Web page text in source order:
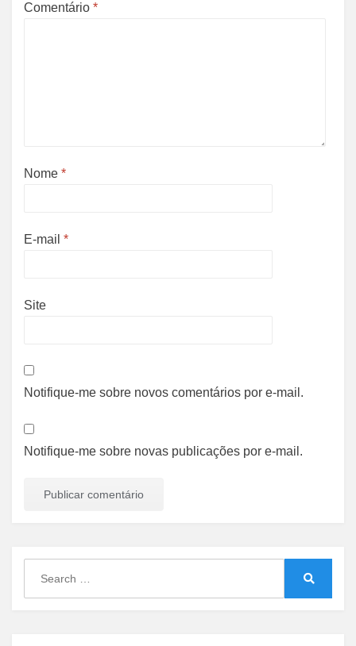
Comentário *
Nome *
E-mail *
Site
Notifique-me sobre novos comentários por e-mail.
Notifique-me sobre novas publicações por e-mail.